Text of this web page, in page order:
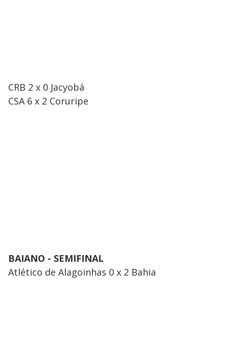
CRB 2 x 0 Jacyobá
CSA 6 x 2 Coruripe
BAIANO - SEMIFINAL
Atlético de Alagoinhas 0 x 2 Bahia